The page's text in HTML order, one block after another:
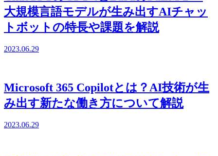
大規模言語モデルが生み出すAIチャッ
トボットの特長や課題を解説
2023.06.29
Microsoft 365 Copilotとは？AI技術が生
み出す新たな働き方について解説
2023.06.29